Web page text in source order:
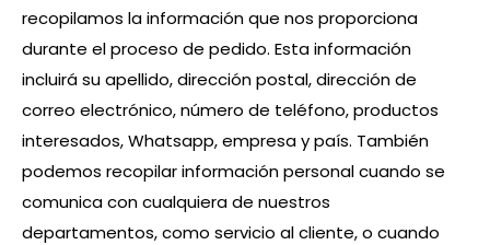
recopilamos la información que nos proporciona
durante el proceso de pedido. Esta información
incluirá su apellido, dirección postal, dirección de
correo electrónico, número de teléfono, productos
interesados, Whatsapp, empresa y país. También
podemos recopilar información personal cuando se
comunica con cualquiera de nuestros
departamentos, como servicio al cliente, o cuando